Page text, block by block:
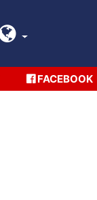
FACEBOOK